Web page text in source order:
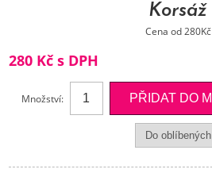
Korsáž
Cena od 280Kč
280 Kč s DPH
Množství: